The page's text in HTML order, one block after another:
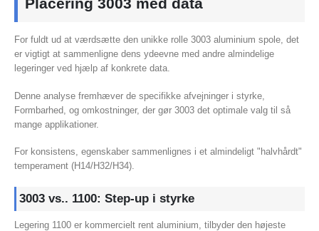
For fuldt ud at værdsætte den unikke rolle 3003 aluminium spole, det
er vigtigt at sammenligne dens ydeevne med andre almindelige
legeringer ved hjælp af konkrete data.
Denne analyse fremhæver de specifikke afvejninger i styrke,
Formbarhed, og omkostninger, der gør 3003 det optimale valg til så
mange applikationer.
For konsistens, egenskaber sammenlignes i et almindeligt "halvhårdt"
temperament (H14/H32/H34).
3003 vs.. 1100: Step-up i styrke
Legering 1100 er kommercielt rent aluminium, tilbyder den højeste